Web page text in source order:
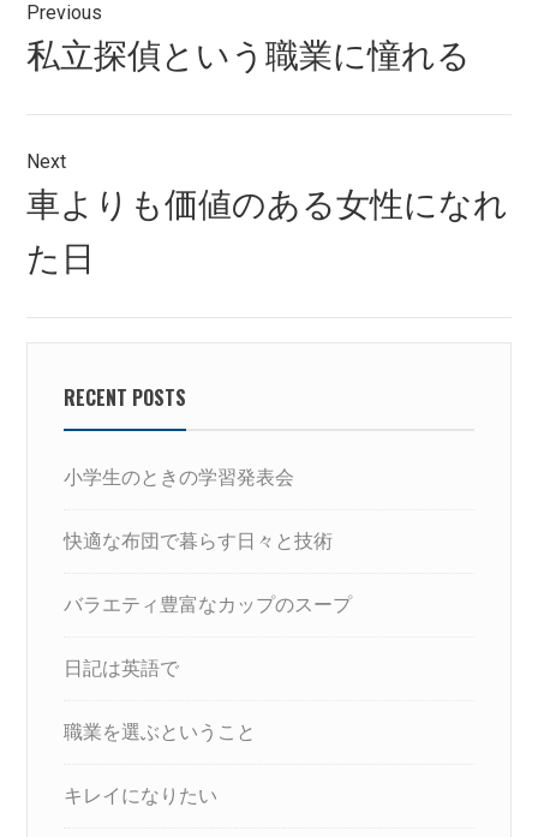
稿
ナ
ビ
ゲ
ー
シ
ョ
ン
Previous
Previous
post:
私立探偵という職業に憧れる
Next
Next
post:
車よりも価値のある女性になれ
た日
RECENT POSTS
小学生のときの学習発表会
快適な布団で暮らす日々と技術
バラエティ豊富なカップのスープ
日記は英語で
職業を選ぶということ
キレイになりたい